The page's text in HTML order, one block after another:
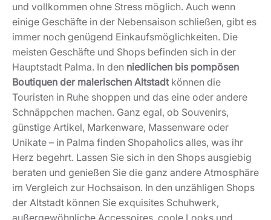
und vollkommen ohne Stress möglich. Auch wenn
einige Geschäfte in der Nebensaison schließen, gibt es
immer noch genügend Einkaufsmöglichkeiten. Die
meisten Geschäfte und Shops befinden sich in der
Hauptstadt Palma. In den niedlichen bis pompösen
Boutiquen der malerischen Altstadtkönnen die
Touristen in Ruhe shoppen und das eine oder andere
Schnäppchen machen. Ganz egal, ob Souvenirs,
günstige Artikel, Markenware, Massenware oder
Unikate – in Palma finden Shopaholics alles, was ihr
Herz begehrt. Lassen Sie sich in den Shops ausgiebig
beraten und genießen Sie die ganz andere Atmosphäre
im Vergleich zur Hochsaison. In den unzähligen Shops
der Altstadt können Sie exquisites Schuhwerk,